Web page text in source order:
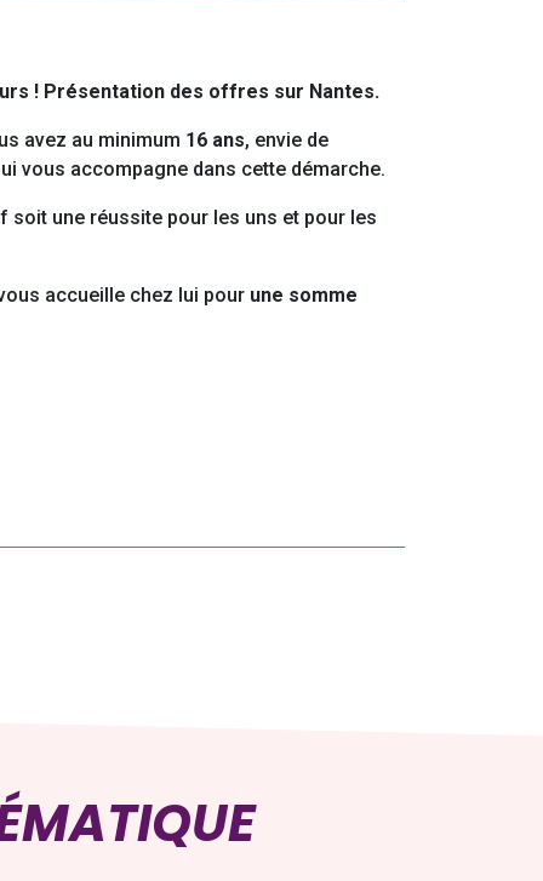
! Présentation des offres sur Nantes.
avez au minimum 16 ans, envie de
vous accompagne dans cette démarche.
une réussite pour les uns et pour les
accueille chez lui pour une somme